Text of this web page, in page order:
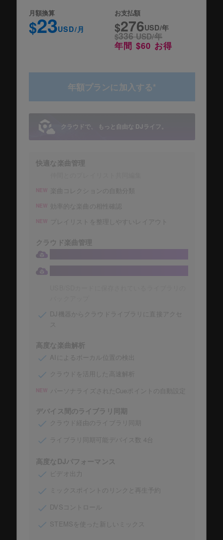
月額換算
$23USD/月
お支払額
$276USD/年
$336USD/年
年間 $60 お得
年額プランに加入する*
クラウドで、 もっと自由な DJライフ。
快適な楽曲管理
NEW 楽曲コレクションの自動分類
NEW 効率的な楽曲の相性確認
NEW プレイリストを整理しやすいレイアウト
クラウド楽曲管理
DJ機器からクラウドライブラリに直接アクセ
ス
高度な楽曲解析
AIによるボーカル位置の検出
クラウドを活用した高速解析
NEW パーソナライズされたCueポイントの自動設定
デバイス間のライブラリ同期
クラウド経由のライブラリ同期
ライブラリ同期可能デバイス数 4台
高度なDJパフォーマンス
ビデオ出力
ミックスポイントのリンクと再生予約
DVSコントロール
STEMSを使った新しいミックス